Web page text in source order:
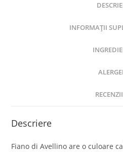
INFORMAȚII
Descriere
Fiano di Avellino are o culoare